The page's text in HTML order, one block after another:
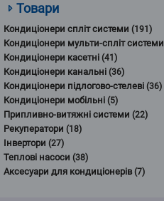
Товари
Кондиціонери спліт системи (191)
Кондиціонери мульти-спліт системи
Кондиціонери касетні (41)
Кондиціонери канальні (36)
Кондиціонери підлогово-стелеві (36)
Кондиціонери мобільні (5)
Припливно-витяжні системи (22)
Рекуператори (18)
Інвертори (27)
Теплові насоси (38)
Аксесуари для кондиціонерів(7)